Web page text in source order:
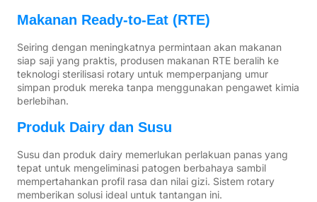
Makanan Ready-to-Eat (RTE)
Seiring dengan meningkatnya permintaan akan makanan
siap saji yang praktis, produsen makanan RTE beralih ke
teknologi sterilisasi rotary untuk memperpanjang umur
simpan produk mereka tanpa menggunakan pengawet kimia
berlebihan.
Produk Dairy dan Susu
Susu dan produk dairy memerlukan perlakuan panas yang
tepat untuk mengeliminasi patogen berbahaya sambil
mempertahankan profil rasa dan nilai gizi. Sistem rotary
memberikan solusi ideal untuk tantangan ini.